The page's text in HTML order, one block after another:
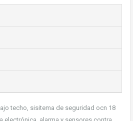
techo, sisitema de seguridad ocn 18